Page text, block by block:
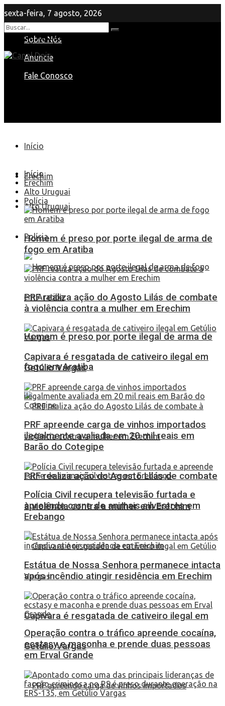
sexta-feira, 7 agosto, 2026
Sobre Nós
Anuncie
Fale Conosco
Nenhum Resultado
View All Result
Início
Erechim
Alto Uruguai
Polícia
Homem é preso por porte ilegal de arma de
fogo em Aratiba
PRF realiza ação do Agosto Lilás de combate
à violência contra a mulher em Erechim
Capivara é resgatada de cativeiro ilegal em
Getúlio Vargas
Início
Erechim
Alto Uruguai
Polícia
Homem é preso por porte ilegal de arma de
fogo em Aratiba
PRF realiza ação do Agosto Lilás de combate
à violência contra a mulher em Erechim
Capivara é resgatada de cativeiro ilegal em
Getúlio Vargas
PRF apreende carga de vinhos importados
ilegalmente avaliada em 20 mil reais em
Barão do Cotegipe
Polícia Civil recupera televisão furtada e
apreende carne de animais silvestres em
Erebango
Estátua de Nossa Senhora permanece intacta
após incêndio atingir residência em Erechim
Operação contra o tráfico apreende cocaína,
ecstasy e maconha e prende duas pessoas
em Erval Grande